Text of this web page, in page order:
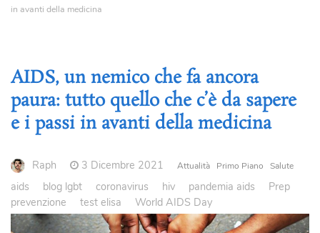
in avanti della medicina
AIDS, un nemico che fa ancora
paura: tutto quello che c’è da sapere
e i passi in avanti della medicina
Raph 3 Dicembre 2021 Attualità Primo Piano Salute
aids blog lgbt coronavirus hiv pandemia aids
Prep
prevenzione
test elisa World AIDS Day